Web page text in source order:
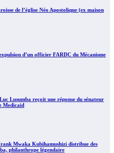
de l’église Néo Apostolique (ex maison
d’un officier FARDC du Mécanisme
Lusumba reçoit une réponse du sénateur
Medicaid
Mwaka Kubihamushizi distribue des
philanthrope légendaire